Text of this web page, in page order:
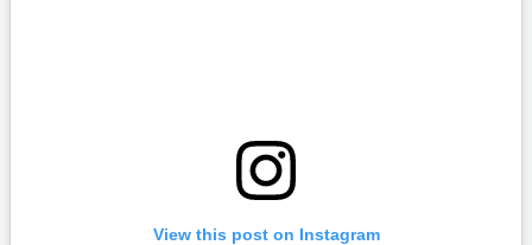
View this post on Instagram